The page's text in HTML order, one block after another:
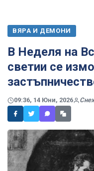
ВЯРА И ДЕМОНИ
В Неделя на
светии се
09:36, 14 Юни, 2026